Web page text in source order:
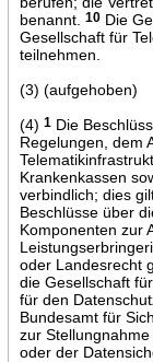
benannt.
10Die
Gesellschaft für
teilnehmen.
(3) (aufgehoben)
(4) 1Die
Regelungen, dem
Krankenkassen
verbindlich; dies
Beschlüsse über
Komponenten zur
oder Landesrecht
die Gesellschaft
für den
Bundesamt für
zur
oder der